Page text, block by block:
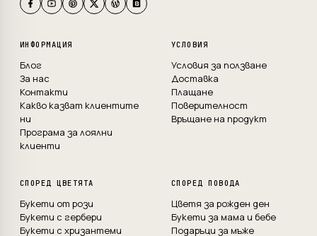
ИНФОРМАЦИЯ
Блог
За нас
Контакти
Какво казват клиентите
ни
Програма за лоялни
клиенти
УСЛОВИЯ
Условия за ползване
Доставка
Плащане
Поверителност
Връщане на продукт
СПОРЕД ЦВЕТЯТА
Букети от рози
Букети с гербери
Букети с хризантеми
СПОРЕД ПОВОДА
Цветя за рожден ден
Букети за мама и бебе
Подаръци за мъже